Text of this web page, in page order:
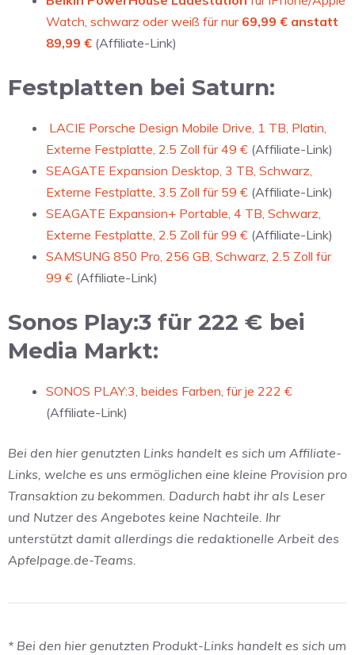
Watch, schwarz oder weiß für nur69,99 € anstatt
89,99 € (Affiliate-Link)
Festplatten bei Saturn:
LACIE Porsche Design Mobile Drive, 1 TB, Platin,
Externe Festplatte, 2.5 Zoll für 49 € (Affiliate-Link)
SEAGATE Expansion Desktop, 3 TB, Schwarz,
Externe Festplatte, 3.5 Zoll für 59 € (Affiliate-Link)
SEAGATE Expansion+ Portable, 4 TB, Schwarz,
Externe Festplatte, 2.5 Zoll für 99 € (Affiliate-Link)
SAMSUNG 850 Pro, 256 GB, Schwarz, 2.5 Zoll für
99 € (Affiliate-Link)
Sonos Play:3 für 222 € bei
Media Markt:
SONOS PLAY:3, beides Farben, für je 222 €
(Affiliate-Link)
Bei den hier genutzten Links handelt es sich um Affiliate-
Links, welche es uns ermöglichen eine kleine Provision pro
Transaktion zu bekommen. Dadurch habt ihr als Leser
und Nutzer des Angebotes keine Nachteile. Ihr
unterstützt damit allerdings die redaktionelle Arbeit des
Apfelpage.de-Teams.
* Bei den hier genutzten Produkt-Links handelt es sich um